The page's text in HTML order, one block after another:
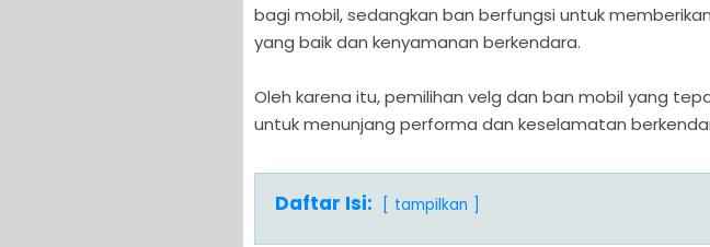
bagi mobil, sedangkan ban berfungsi untuk
yang baik dan kenyamanan berkendara.
Oleh karena itu, pemilihan velg dan ban mobil yang
untuk menunjang performa dan keselamatan
Daftar Isi: tampilkan